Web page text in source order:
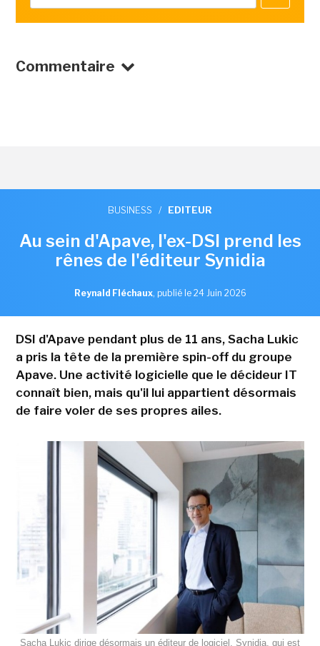
Commentaire
BUSINESS / EDITEUR
Au sein d'Apave, l'ex-DSI prend les
rênes de l'éditeur Synidia
Reynald Fléchaux, publié le 24 Juin 2026
DSI d'Apave pendant plus de 11 ans, Sacha Lukic
a pris la tête de la première spin-off du groupe
Apave. Une activité logicielle que le décideur IT
connaît bien, mais qu'il lui appartient désormais
de faire voler de ses propres ailes.
Sacha Lukic dirige désormais un éditeur de logiciel, Synidia, qui est